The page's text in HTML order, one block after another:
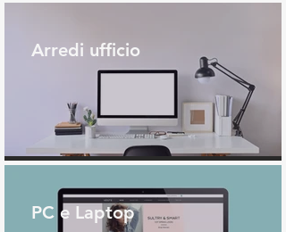
Arredi ufficio
PC e Laptop